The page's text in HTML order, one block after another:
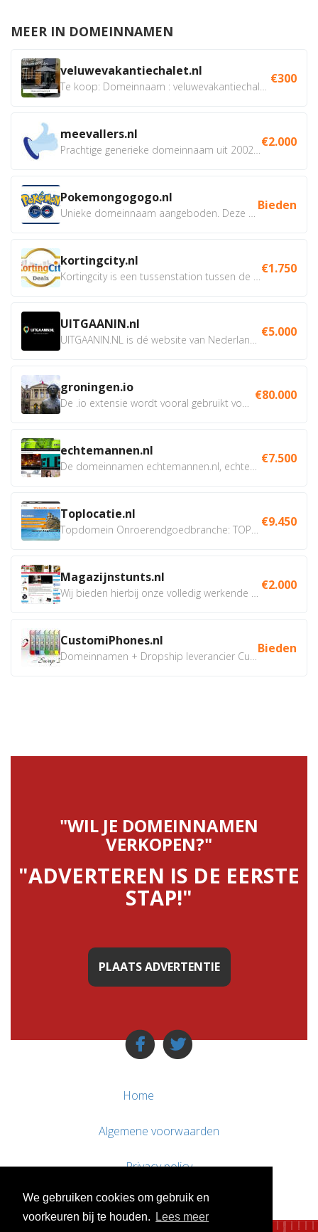
We gebruiken cookies om gebruik en
voorkeuren bij te houden.
Lees meer
MEER IN DOMEINNAMEN
veluwevakantiechalet.nl €300
meevallers.nl €2.000
Pokemongogogo.nl Bieden
kortingcity.nl €1.750
UITGAANIN.nl €5.000
groningen.io €80.000
echtemannen.nl €7.500
Toplocatie.nl €9.450
Magazijnstunts.nl €2.000
CustomiPhones.nl Bieden
"WIL JE DOMEINNAMEN
VERKOPEN?"
"ADVERTEREN IS DE EERSTE
STAP!"
PLAATS ADVERTENTIE
Home
Algemene voorwaarden
Privacy policy
Contact / Support